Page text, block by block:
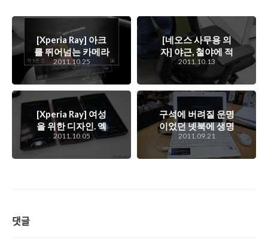
[Xperia Ray] 아크
를 뛰어넘는 카메라
성능을 보여주는 레
이
2011.10.25
[네오스 사무용 의
자] 야근, 철야에 적
합한(?) 편안한 사무
용 의자. 네오스 T5,
T7
2011.10.13
[Xperia Ray] 여성
을 위한 디자인. 엑
스페리아 레이에 담
겨있는 디자인 철학
은 뭘까?
2011.10.05
구석에 버려질 운명
이었던 넷북에 생명
을 불어넣어주다. 윈
도 8을 설치한 후 개
과천선한 삼성 넷북
2011.09.21
댓글